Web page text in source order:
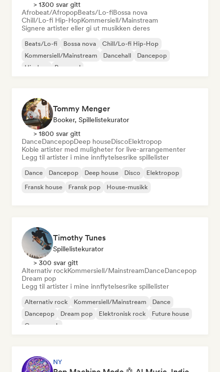
> 1300 svar gitt
Afrobeat/AfropopBeats/Lo-fiBossa nova
Chill/Lo-fi Hip-HopKommersiell/Mainstream
Signere artister eller gi ut musikken deres
Beats/Lo-fi Bossa nova
Chill/Lo-fi Hip-Hop
Kommersiell/Mainstream
Dancehall
Dancepop
Hip-hop
Pop-soul
Tommy Menger
Booker, Spillelistekurator
> 1800 svar gitt
DanceDancepopDeep houseDiscoElektropop
Koble artister med muligheter for live-arrangementer
Legg til artister i mine innflytelsesrike spillelister
Dance Dancepop Deep house Disco
Elektropop
Fransk house
Fransk pop House-musikk
Timothy Tunes
Spillelistekurator
> 300 svar gitt
Alternativ rockKommersiell/MainstreamDanceDancepop
Dream pop
Legg til artister i mine innflytelsesrike spillelister
Alternativ rock Kommersiell/Mainstream
Dance
Dancepop
Dream pop Elektronisk rock
Future house
Garagerock
NY